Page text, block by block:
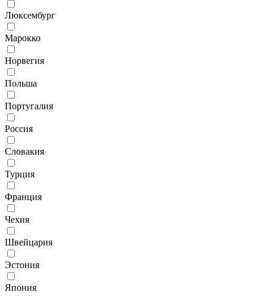
Люксембург
Марокко
Норвегия
Польша
Португалия
Россия
Словакия
Турция
Франция
Чехия
Швейцария
Эстония
Япония